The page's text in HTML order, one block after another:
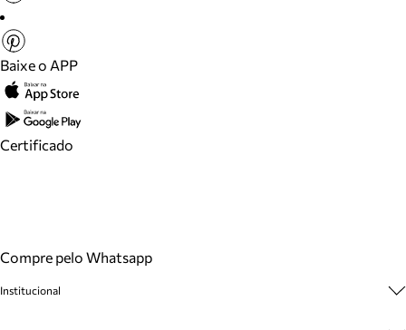
Baixe o APP
Certificado
Compre pelo Whatsapp
Institucional